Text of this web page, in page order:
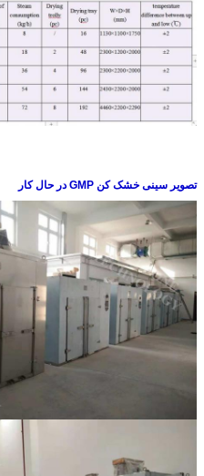
تصویر سینی خشک کن GMP در حال کار